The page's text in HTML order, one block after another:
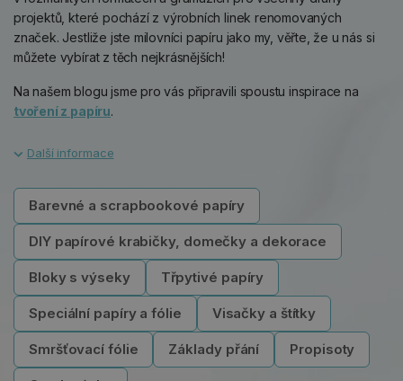
projektů, které pochází z výrobních linek renomovaných
značek. Jestliže jste milovníci papíru jako my, věřte, že u nás si
můžete vybírat z těch nejkrásnějších!
Na našem blogu jsme pro vás připravili spoustu inspirace na
tvoření z papíru.
Barevné a scrapbookové papíry
DIY papírové krabičky, domečky a dekorace
Bloky s výseky Třpytivé papíry
Speciální papíry a fólie Visačky a štítky
Smršťovací fólie Základy přání Propisoty